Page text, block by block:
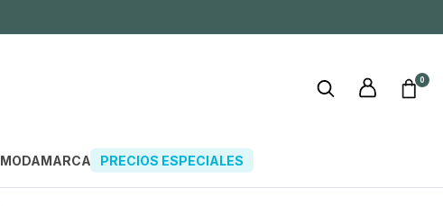
0
MODAMARCAS PRECIOS ESPECIALES